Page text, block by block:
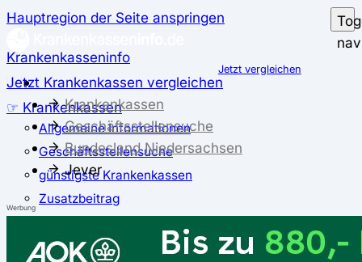
Hauptregion der Seite anspringen
Krankenkasseninfo
Jetzt Krankenkassen vergleichen
☞ Krankenkassen
Allgemeine Informationen
Geschäftsstellensuche
günstigste Krankenkassen
Zusatzbeitrag
Der große Krankenkassentest
Jetzt vergleichen
Krankenkassen
Geschäftsstellensuche
Bundesland Niedersachsen
Jever
Werbung